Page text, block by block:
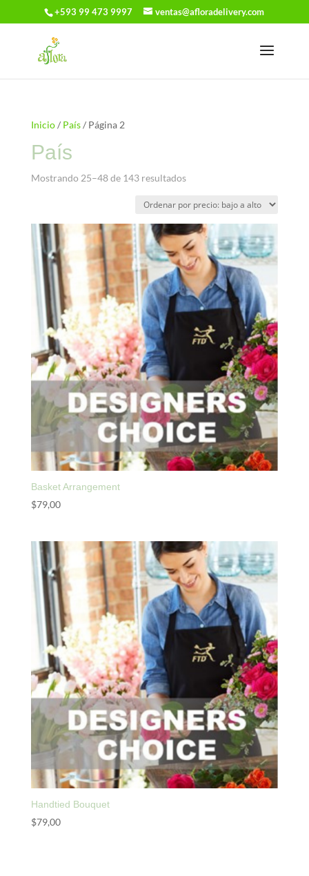
+593 99 473 9997 ventas@afloradelivery.com
Inicio/ País/ Página 2
País
Mostrando 25–48 de 143 resultadosOrdenado
precio:
bajo
a
alto
Basket Arrangement
$79,00
Handtied Bouquet
$79,00